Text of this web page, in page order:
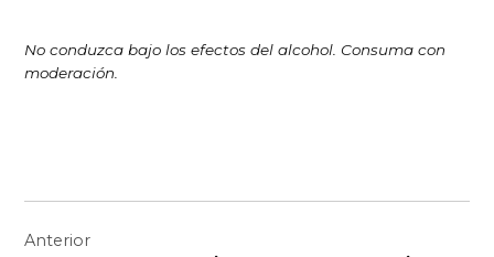
No conduzca bajo los efectos del alcohol. Consuma con
moderación.
Anterior